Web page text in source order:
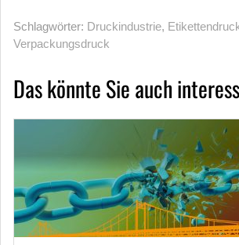
Schlagwörter: Druckindustrie,
Verpackungsdruck
Das könnte Sie auch